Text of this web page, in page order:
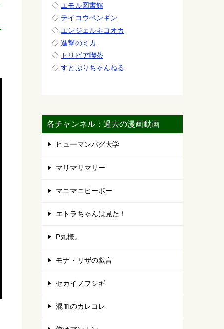
◇ エモル図書館
◇ テイコウペンギン
◇ エンジェルネコオカ
◇ 進撃のミカ
◇ トリビア喫茶
◇ すとぷりちゃんねる
各チャンネル：過去の漫画動画
ヒューマンバグ大学
マリマリマリー
マニマニピーポー
エトラちゃんは見た！
P丸様。
モナ・リザの戯言
セカイノフシギ
混血のカレコレ